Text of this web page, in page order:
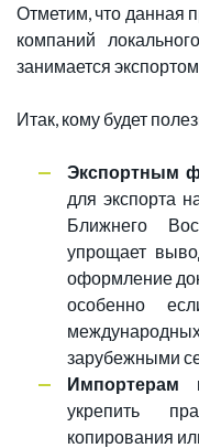
Отметим, что данная
компаний
занимается
Итак, кому будет
Экспортным
для экспорта
Ближнего
упрощает
оформление
особенно
зарубежными
Импортерам
укрепить
копирования